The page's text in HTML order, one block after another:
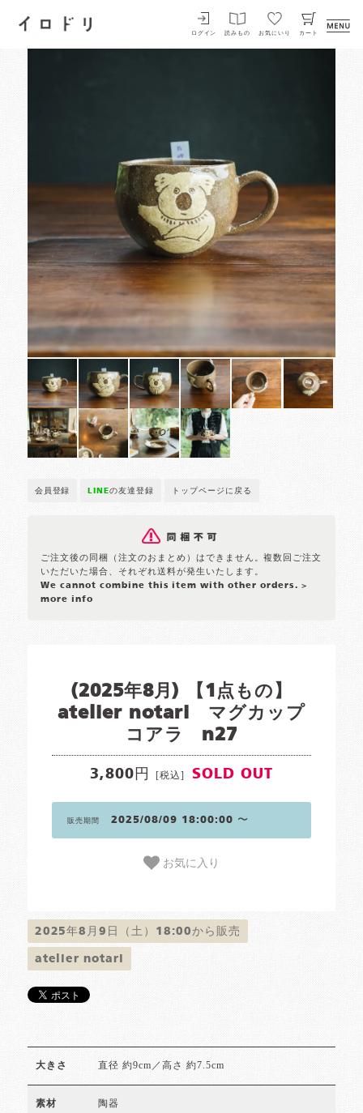
イロドリ
ログイン 読みもの お気にいり カート
会員登録 LINEの友達登録 トップページに戻る
ご注文後の同梱（注文のおまとめ）はできません。複数回ご注文
いただいた場合、それぞれ送料が発生いたします。
We cannot combine this item with other orders. >
more info
(2025年8月) 【1点もの】
atelier notari マグカップ
コアラ n27
3,800円 [税込] SOLD OUT
販売期間 2025/08/09 18:00:00 〜
お気に入り
2025年8月9日（土）18:00から販売
atelier notari
大きさ 直径 約9cm／高さ 約7.5cm
素材 陶器